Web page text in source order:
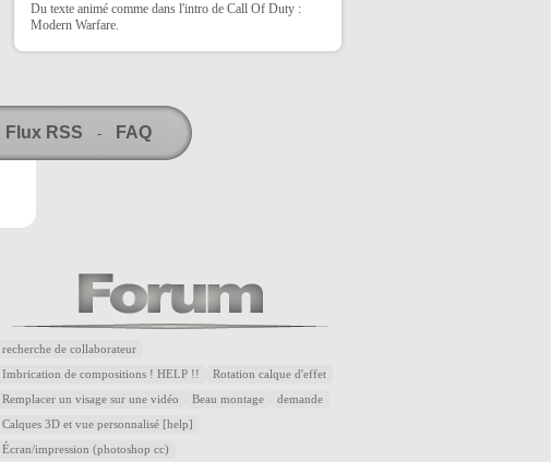
Du texte animé comme dans l'intro de Call Of Duty :
Modern Warfare.
Flux RSS - FAQ
recherche de collaborateur
Imbrication de compositions ! HELP !! Rotation calque d'effet
Remplacer un visage sur une vidéo Beau montage demande
Calques 3D et vue personnalisé [help]
Écran/impression (photoshop cc)